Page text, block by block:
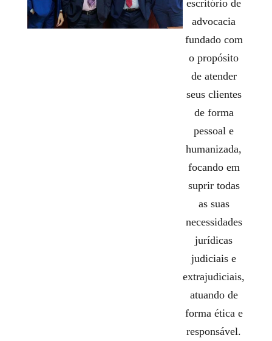
escritório de
advocacia
fundado com
o propósito
de atender
seus clientes
de forma
pessoal e
humanizada,
focando em
suprir todas
as suas
necessidades
jurídicas
judiciais e
extrajudiciais,
atuando de
forma ética e
responsável.